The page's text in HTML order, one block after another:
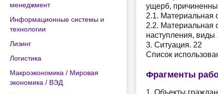
менеджмент
Информационные системы и
технологии
Лизинг
Логистика
Макроэкономика / Мировая
экономика / ВЭД
ущерб,
2.1. Материальная
2.2. Материальная
наступления, виды
3. Ситуация. 22
Список
Фрагменты
1. Объекты